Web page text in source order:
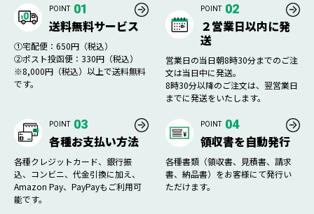
POINT 01
送料無料サービス
①宅配便：650円（税込）
②ポスト投函便：330円（税込）
※8,000円（税込）以上で送料無料
です。
POINT 02
２営業日以内に発
送
営業日の当日朝8時30分までのご注
文は当日中に発送。
8時30分以降のご注文は、翌営業日
までに発送をいたします。
POINT 03
各種お支払い方法
各種クレジットカード、銀行振
込、コンビニ、代金引換に加え、
Amazon Pay、PayPayもご利用可
能です。
POINT 04
領収書を自動発行
各種書類（領収書、見積書、請求
書、納品書）をお客様にて発行い
ただけます。